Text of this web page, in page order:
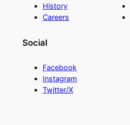
History
Careers
Social
Facebook
Instagram
Twitter/X